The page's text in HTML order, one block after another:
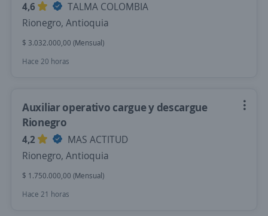
4,6
TALMA COLOMBIA
Rionegro, Antioquia
$ 3.032.000,00 (Mensual)
Hace 20 horas
Auxiliar operativo cargue y descargue
Rionegro
4,2
MAS ACTITUD
Rionegro, Antioquia
$ 1.750.000,00 (Mensual)
Hace 21 horas